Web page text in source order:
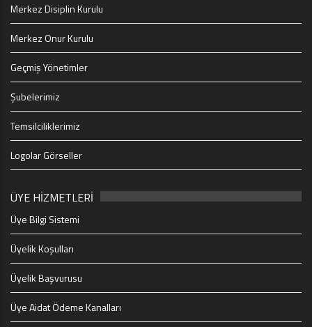
Merkez Disiplin Kurulu
Merkez Onur Kurulu
Geçmiş Yönetimler
Şubelerimiz
Temsilciliklerimiz
Logolar Görseller
ÜYE HİZMETLERİ
Üye Bilgi Sistemi
Üyelik Koşulları
Üyelik Başvurusu
Üye Aidat Ödeme Kanalları